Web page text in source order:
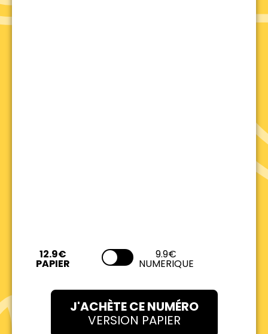
9.9€
NUMERIQUE
J'ACHÈTE CE NUMÉRO
VERSION PAPIER